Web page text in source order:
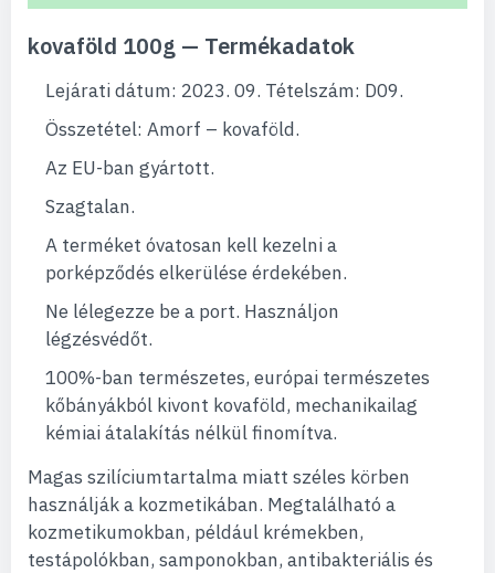
kovaföld 100g — Termékadatok
Lejárati dátum: 2023. 09. Tételszám: D09.
Összetétel: Amorf – kovaföld.
Az EU-ban gyártott.
Szagtalan.
A terméket óvatosan kell kezelni a
porképződés elkerülése érdekében.
Ne lélegezze be a port. Használjon
légzésvédőt.
100%-ban természetes, európai természetes
kőbányákból kivont kovaföld, mechanikailag
kémiai átalakítás nélkül finomítva.
Magas szilíciumtartalma miatt széles körben
használják a kozmetikában. Megtalálható a
kozmetikumokban, például krémekben,
testápolókban, samponokban, antibakteriális és